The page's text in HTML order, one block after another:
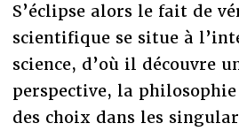
S’éclipse alors le fait de
scientifique se situe à
science, d’où il découvre
perspective, la
des choix dans les